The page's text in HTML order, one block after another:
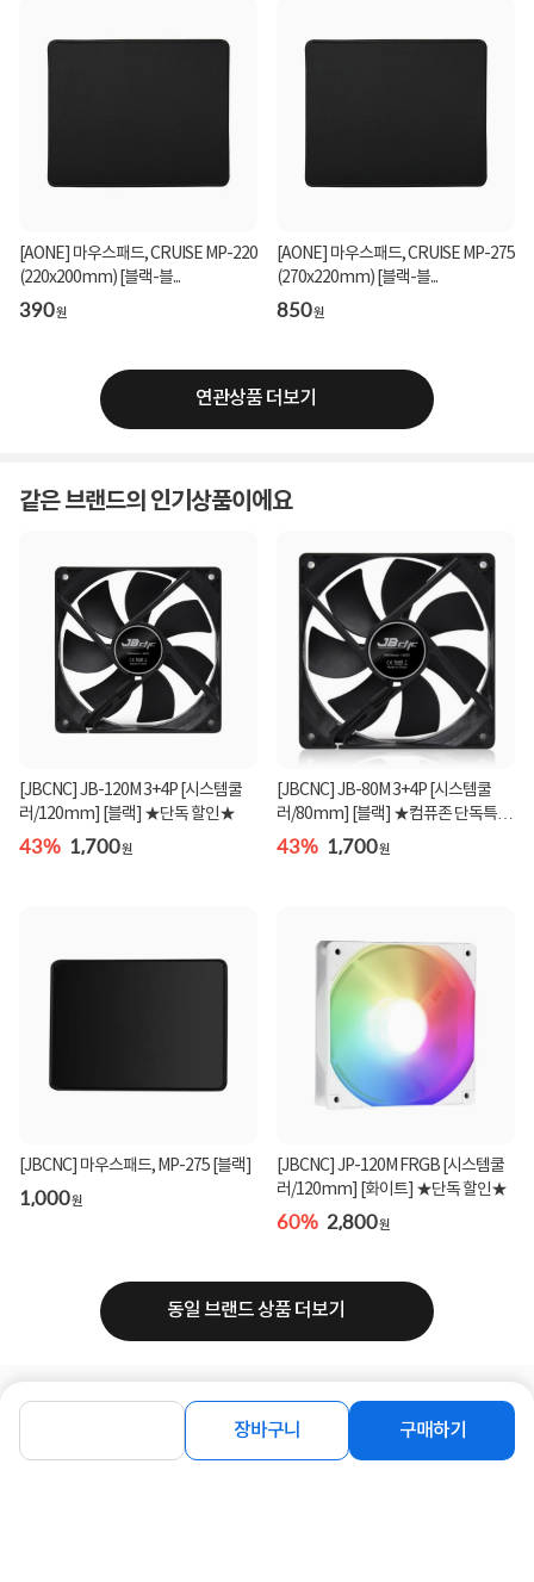
장바구니 구매하기
[AONE] 마우스패드, CRUISE MP-220
(220x200mm) [블랙-블...
390원
[AONE] 마우스패드, CRUISE MP-275
(270x220mm) [블랙-블...
850원
연관상품 더보기
같은 브랜드의 인기상품이에요
[JBCNC] JB-120M 3+4P [시스템쿨
러/120mm] [블랙] ★단독 할인★
43% 1,700원
[JBCNC] JB-80M 3+4P [시스템쿨
러/80mm] [블랙] ★컴퓨존 단독특가
★
43% 1,700원
[JBCNC] 마우스패드, MP-275 [블랙]
1,000원
[JBCNC] JP-120M FRGB [시스템쿨
러/120mm] [화이트] ★단독 할인★
60% 2,800원
동일 브랜드 상품 더보기
로그인 공지사항오시는길회사소개 PC버전
1588-8377 컴퓨존 APP